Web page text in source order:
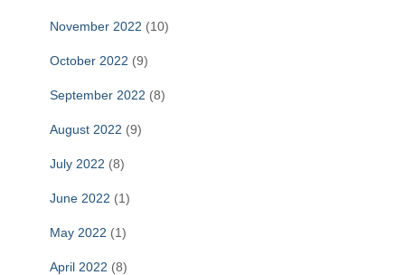
November 2022 (10)
October 2022 (9)
September 2022 (8)
August 2022 (9)
July 2022 (8)
June 2022 (1)
May 2022 (1)
April 2022 (8)